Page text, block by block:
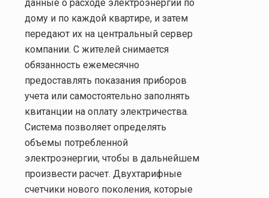
данные о расходе электроэнергии по
дому и по каждой квартире, и затем
передают их на центральный сервер
компании. С жителей снимается
обязанность ежемесячно
предоставлять показания приборов
учета или самостоятельно заполнять
квитанции на оплату электричества.
Система позволяет определять
объемы потребленной
электроэнергии, чтобы в дальнейшем
произвести расчет. Двухтарифные
счетчики нового поколения, которые